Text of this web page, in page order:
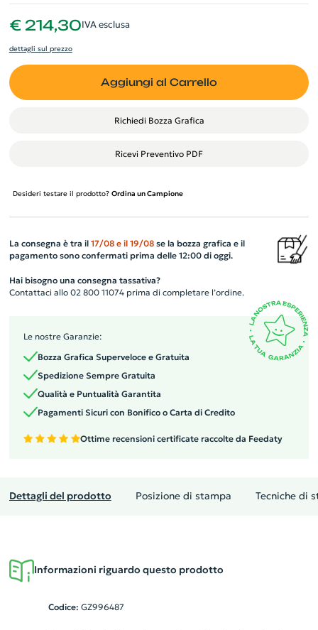
€ 214,30IVA esclusa
dettagli sul prezzo
Aggiungi al Carrello
Richiedi Bozza Grafica
Ricevi Preventivo PDF
Desideri testare il prodotto? Ordina un Campione
La consegna è tra il 17/08 e il 19/08se la bozza grafica e il
pagamento sono confermati prima delle 12:00 di oggi.
Hai bisogno una consegna tassativa?
Contattaci allo 02 800 11074 prima di completare l’ordine.
Le nostre Garanzie:
Bozza Grafica Superveloce e Gratuita
Spedizione Sempre Gratuita
Qualità e Puntualità Garantita
Pagamenti Sicuri con Bonifico o Carta di Credito
Ottime recensioni certificate raccolte da Feedaty
Dettagli del prodotto Posizione di stampa Tecniche di
Informazioni riguardo questo prodotto
Codice: GZ996487